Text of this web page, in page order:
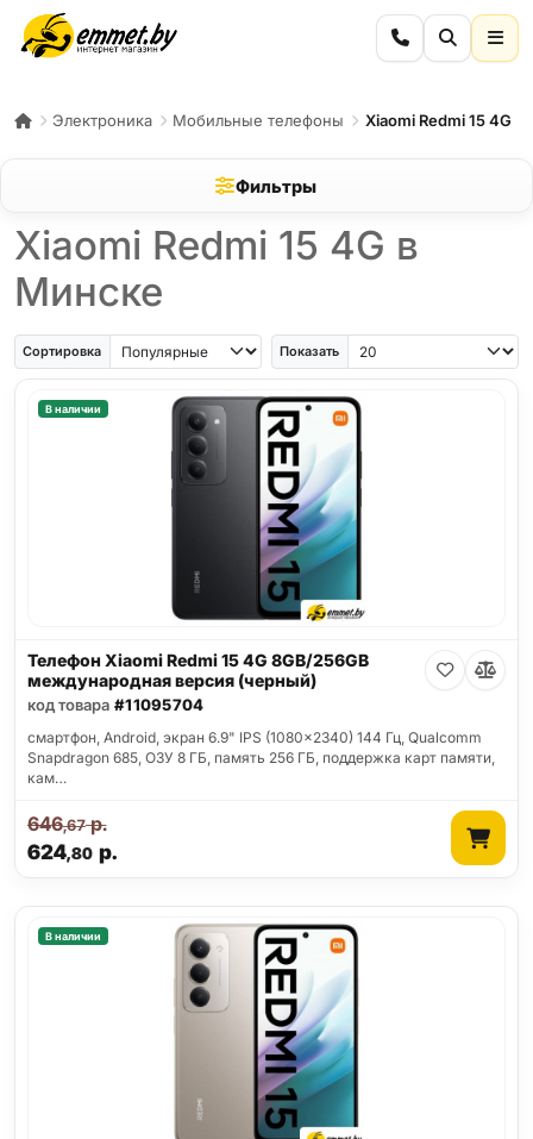
Электроника Мобильные телефоны Xiaomi Redmi 15 4G
Фильтры
Xiaomi Redmi 15 4G в
Минске
Сортировка Показать
В наличии
Телефон Xiaomi Redmi 15 4G 8GB/256GB
международная версия (черный)
код товара #11095704
смартфон, Android, экран 6.9" IPS (1080x2340) 144 Гц, Qualcomm
Snapdragon 685, ОЗУ 8 ГБ, память 256 ГБ, поддержка карт памяти,
кам…
624,80р.
646,67р.
В наличии